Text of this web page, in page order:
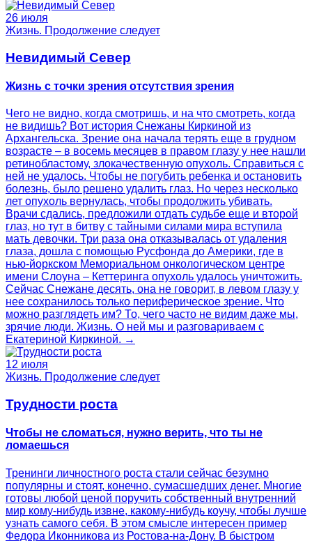
26 июля
Жизнь. Продолжение следует
Невидимый Север
Жизнь с точки зрения отсутствия зрения
Чего не видно, когда смотришь, и на что смотреть, когда
не видишь? Вот история Снежаны Киркиной из
Архангельска. Зрение она начала терять еще в грудном
возрасте – в восемь месяцев в правом глазу у нее нашли
ретинобластому, злокачественную опухоль. Справиться с
ней не удалось. Чтобы не погубить ребенка и остановить
болезнь, было решено удалить глаз. Но через несколько
лет опухоль вернулась, чтобы продолжить убивать.
Врачи сдались, предложили отдать судьбе еще и второй
глаз, но тут в битву с тайными силами мира вступила
мать девочки. Три раза она отказывалась от удаления
глаза, дошла с помощью Русфонда до Америки, где в
нью-йоркском Мемориальном онкологическом центре
имени Слоуна – Кеттеринга опухоль удалось уничтожить.
Сейчас Снежане десять, она не говорит, в левом глазу у
нее сохранилось только периферическое зрение. Что
можно разглядеть им? То, чего часто не видим даже мы,
зрячие люди. Жизнь. О ней мы и разговариваем с
Екатериной Киркиной. →
12 июля
Жизнь. Продолжение следует
Трудности роста
Чтобы не сломаться, нужно верить, что ты не
ломаешься
Тренинги личностного роста стали сейчас безумно
популярны и стоят, конечно, сумасшедших денег. Многие
готовы любой ценой поручить собственный внутренний
мир кому-нибудь извне, какому-нибудь коучу, чтобы лучше
узнать самого себя. В этом смысле интересен пример
Федора Иконникова из Ростова-на-Дону. В быстром